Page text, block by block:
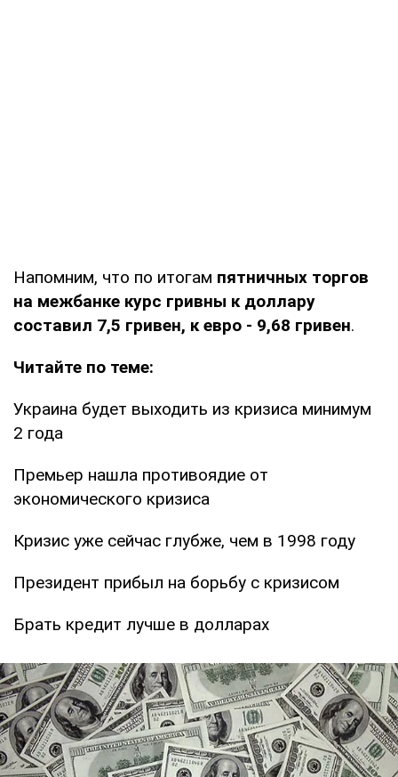
Напомним, что по итогам пятничных торгов
на межбанке курс гривны к доллару
составил 7,5 гривен, к евро - 9,68 гривен.
Читайте по теме:
Украина будет выходить из кризиса минимум
2 года
Премьер нашла противоядие от
экономического кризиса
Кризис уже сейчас глубже, чем в 1998 году
Президент прибыл на борьбу с кризисом
Брать кредит лучше в долларах